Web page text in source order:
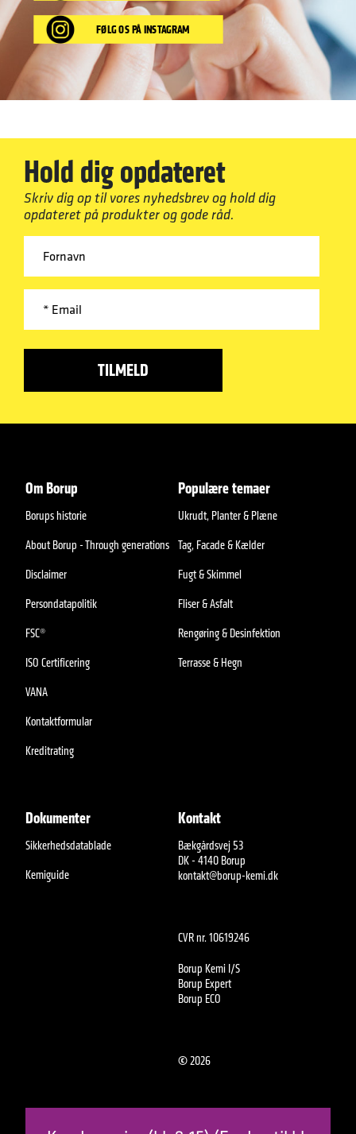
FØLG OS PÅ INSTAGRAM
Hold dig opdateret
Skriv dig op til vores nyhedsbrev og hold dig
opdateret på produkter og gode råd.
Om Borup
Borups historie
About Borup - Through generations
Disclaimer
Persondatapolitik
FSC®
ISO Certificering
VANA
Kontaktformular
Kreditrating
Populære temaer
Ukrudt, Planter & Plæne
Tag, Facade & Kælder
Fugt & Skimmel
Fliser & Asfalt
Rengøring & Desinfektion
Terrasse & Hegn
Dokumenter
Sikkerhedsdatablade
Kemiguide
Kontakt
Bækgårdsvej 53
DK - 4140 Borup
kontakt@borup-kemi.dk
CVR nr. 10619246
Borup Kemi I/S
Borup Expert
Borup ECO
©2026